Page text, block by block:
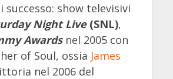
successo: show televisivi
Night Live(SNL),
Awards nel 2005 con
of Soul, ossia James
nel 2006 del